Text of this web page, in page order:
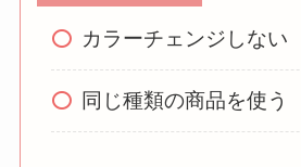
カラーチェンジしない
同じ種類の商品を使う